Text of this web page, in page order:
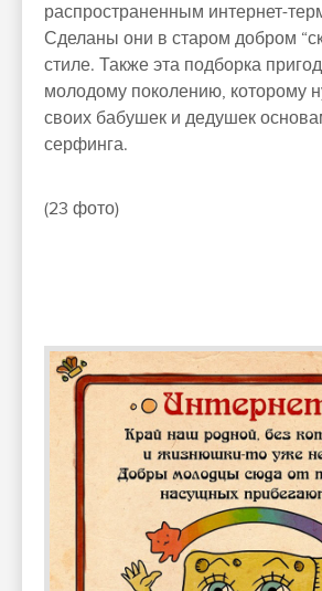
распространенным интернет-
Сделаны они в старом добром
стиле. Также эта подборка
молодому поколению, которому
своих бабушек и дедушек
серфинга.
(23 фото)